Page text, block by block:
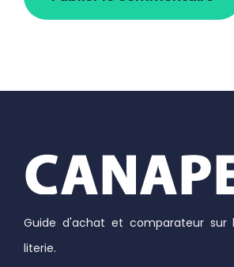
Guide d'achat et comparateur sur
literie.